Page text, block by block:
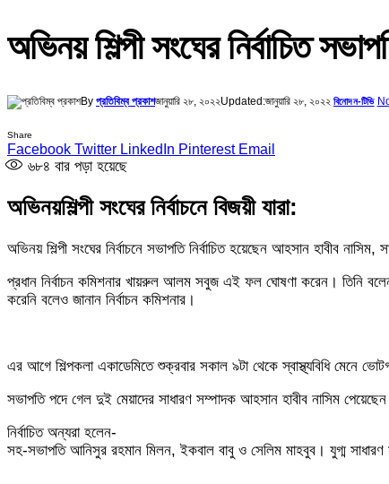
অভিনয় শিল্পী সংঘের নির্বাচিত
By প্রতিবিম্ব প্রকাশজানুয়ারি ২৮, ২০২২Updated:জানুয়ারি ২৮, ২০২২ বিনোদন-টিভি
Share
Facebook Twitter LinkedIn Pinterest Email
৬৮৪ বার পড়া হয়েছে
অভিনয়শিল্পী সংঘের নির্বাচনে বিজয়ী যারা:
অভিনয় শিল্পী সংঘের নির্বাচনে সভাপতি নির্বাচিত হয়েছেন আহসান হাবীব
প্রধান নির্বাচন কমিশনার খায়রুল আলম সবুজ এই ফল ঘোষণা করেন। তিনি
করেনি বলেও জানান নির্বাচন কমিশনার।
এর আগে শিল্পকলা একাডেমিতে শুক্রবার সকাল ৯টা থেকে স্বাস্থ্যবিধি মেনে
সভাপতি পদে গেল দুই মেয়াদের সাধারণ সম্পাদক আহসান হাবীব নাসিম
নির্বাচিত অন্যরা হলেন-
সহ-সভাপতি আনিসুর রহমান মিলন, ইকবাল বাবু ও সেলিম মাহবুব। যুগ্ম